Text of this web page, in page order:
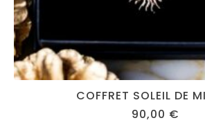
COFFRET SOLEIL DE
90,00 €